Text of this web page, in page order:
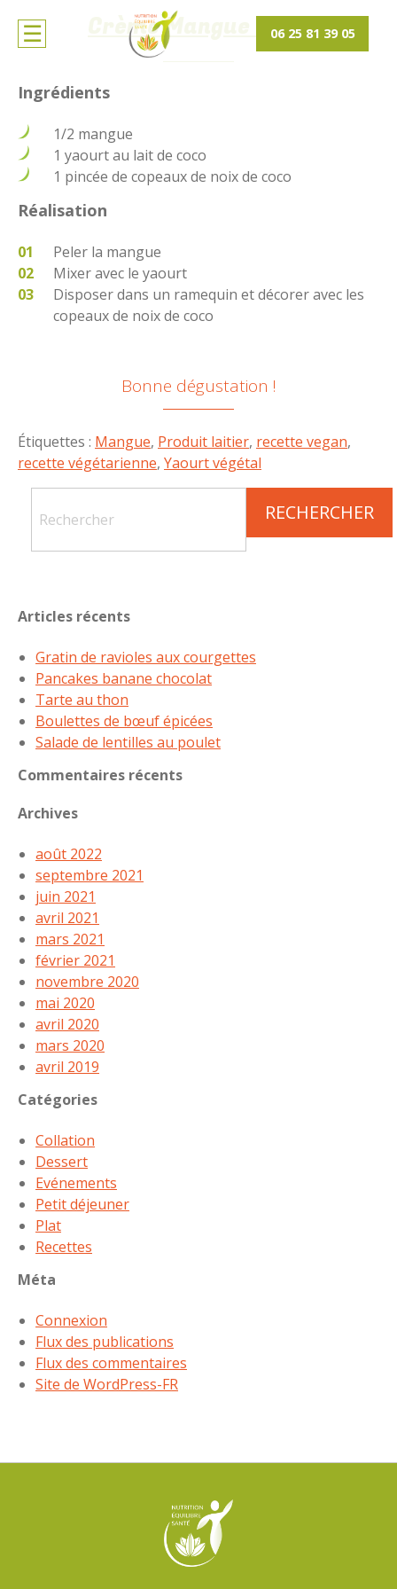
06 25 81 39 05
Crème Mangue Coco
Ingrédients
1/2 mangue
1 yaourt au lait de coco
1 pincée de copeaux de noix de coco
Réalisation
Peler la mangue
Mixer avec le yaourt
Disposer dans un ramequin et décorer avec les
copeaux de noix de coco
Bonne dégustation !
Étiquettes : Mangue, Produit laitier, recette vegan,
recette végétarienne, Yaourt végétal
Articles récents
Gratin de ravioles aux courgettes
Pancakes banane chocolat
Tarte au thon
Boulettes de bœuf épicées
Salade de lentilles au poulet
Commentaires récents
Archives
août 2022
septembre 2021
juin 2021
avril 2021
mars 2021
février 2021
novembre 2020
mai 2020
avril 2020
mars 2020
avril 2019
Catégories
Collation
Dessert
Evénements
Petit déjeuner
Plat
Recettes
Méta
Connexion
Flux des publications
Flux des commentaires
Site de WordPress-FR